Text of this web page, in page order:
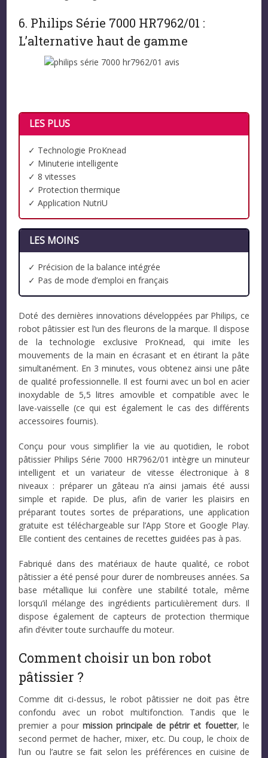
6. Philips Série 7000 HR7962/01 :
L’alternative haut de gamme
LES PLUS
✓ Technologie ProKnead
✓ Minuterie intelligente
✓ 8 vitesses
✓ Protection thermique
✓ Application NutriU
LES MOINS
✓ Précision de la balance intégrée
✓ Pas de mode d’emploi en français
Doté des dernières innovations développées par Philips, ce
robot pâtissier est l’un des fleurons de la marque. Il dispose
de la technologie exclusive ProKnead, qui imite les
mouvements de la main en écrasant et en étirant la pâte
simultanément. En 3 minutes, vous obtenez ainsi une pâte
de qualité professionnelle. Il est fourni avec un bol en acier
inoxydable de 5,5 litres amovible et compatible avec le
lave-vaisselle (ce qui est également le cas des différents
accessoires fournis).
Conçu pour vous simplifier la vie au quotidien, le robot
pâtissier Philips Série 7000 HR7962/01 intègre un minuteur
intelligent et un variateur de vitesse électronique à 8
niveaux : préparer un gâteau n’a ainsi jamais été aussi
simple et rapide. De plus, afin de varier les plaisirs en
préparant toutes sortes de préparations, une application
gratuite est téléchargeable sur l’App Store et Google Play.
Elle contient des centaines de recettes guidées pas à pas.
Fabriqué dans des matériaux de haute qualité, ce robot
pâtissier a été pensé pour durer de nombreuses années. Sa
base métallique lui confère une stabilité totale, même
lorsqu’il mélange des ingrédients particulièrement durs. Il
dispose également de capteurs de protection thermique
afin d’éviter toute surchauffe du moteur.
Comment choisir un bon robot
pâtissier ?
Comme dit ci-dessus, le robot pâtissier ne doit pas être
confondu avec un robot multifonction. Tandis que le
premier a pour mission principale de pétrir et fouetter, le
second permet de hacher, mixer, etc. Du coup, le choix de
l’un ou l’autre se fait selon les préférences en cuisine de